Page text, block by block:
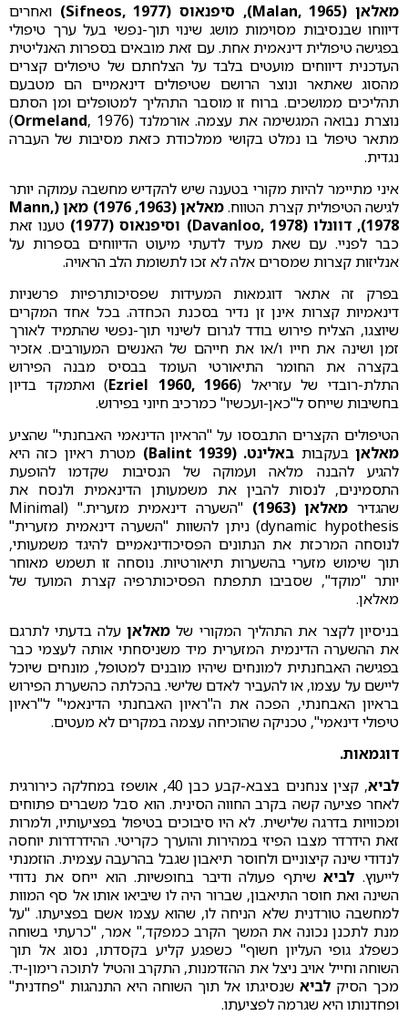
מאלאן (Malan, 1965), סיפנאוס (Sifneos, 1977)
ואחרים
דיווחו שבנסיבות מסוימות מושג שינוי תוך-נפשי בעל ערך טיפולי
בפגישה טיפולית דינאמית אחת. עם זאת מובאים בספרות האנליטית
העדכנית דיווחים מועטים בלבד על הצלחתם של טיפולים קצרים
מהסוג שאתאר ונוצר הרושם שטיפולים דינאמיים הם מטבעם
תהליכים ממושכים. ברוח זו מוסבר התהליך למטופלים ומן הסתם
נוצרת נבואה המגשימה את עצמה. אורמלנד (
Ormeland
, 1976)
מתאר טיפול בו נמלט בקושי ממלכודת כזאת מסיבות של העברה
נגדית.
איני מתיימר להיות מקורי בטענה שיש להקדיש מחשבה עמוקה יותר
לגישה הטיפולית קצרת הטווח.מאלאן (1963, 1976)
מאן (Mann,
1978), דוונלו (Davanloo, 1978) וסיפנאוס (1977)
טענו זאת
כבר לפניי. עם שאת מעיד לדעתי מיעוט הדיווחים בספרות על
אנליזות קצרות שמסרים אלה לא זכו לתשומת הלב הראויה.
בפרק זה אתאר דוגמאות המעידות שפסיכותרפיות פרשניות
דינאמיות קצרות אינן זן נדיר בסכנת הכחדה. בכל אחד המקרים
שיוצגו, הצליח פירוש בודד לגרום לשינוי תוך-נפשי שהתמיד לאורך
זמן ושינה את חייו ו/או את חייהם של האנשים המעורבים. אזכיר
בקצרה את החומר התיאורטי העומד בבסיס מבנה הפירוש
התלת-רובדי של עזריאל (Ezriel 1960, 1966) ואתמקד בדיון
בחשיבות שייחס ל"כאן-ועכשיו" כמרכיב חיוני בפירוש.
הטיפולים הקצרים התבססו על "הראיון הדינאמי האבחנתי" שהציע
מאלאן בעקבות באלינט. (Balint 1939)
מטרת ראיון כזה היא
להגיע להבנה מלאה ועמוקה של הנסיבות שקדמו להופעת
התסמינים, לנסות להבין את משמעותן הדינאמית ולנסח את
שהגדיר מאלאן (1963)
"השערה דינאמית מזערית." (Minimal
dynamic hypothesis) ניתן להשוות "השערה דינאמית מזערית"
לנוסחה המרכזת את הנתונים הפסיכודינאמיים להיגד משמעותי,
תוך שימוש מזערי בהשערות תיאורטיות. נוסחה זו תשמש מאוחר
יותר "מוקד", שסביבו תתפתח הפסיכותרפיה קצרת המועד של
מאלאן.
בניסיון לקצר את התהליך המקורי של מאלאןעלה בדעתי לתרגם
את ההשערה הדינמית המזערית מיד משניסחתי אותה לעצמי כבר
בפגישה האבחנתית למונחים שיהיו מובנים למטופל, מונחים שיוכל
ליישם על עצמו, או להעביר לאדם שלישי. בהכלתה כהשערת הפירוש
בראיון האבחנתי, הפכה את ה"ראיון האבחנתי הדינאמי" ל"ראיון
טיפולי דינאמי", טכניקה שהוכיחה עצמה במקרים לא מעטים.
דוגמאות.
לביא
, קצין צנחנים בצבא-קבע כבן 40, אושפז במחלקה כירורגית
לאחר פציעה קשה בקרב החווה הסינית. הוא סבל משברים פתוחים
ומכוויות בדרגה שלישית. לא היו סיבוכים בטיפול בפציעותיו, ולמרות
זאת הידרדר מצבו הפיזי במהירות והוערך כקריטי. ההידרדרות יוחסה
לנדודי שינה קיצוניים ולחוסר תיאבון שגבל בהרעבה עצמית. הוזמנתי
לייעוץ. לביאשיתף פעולה ודיבר בחופשיות. הוא ייחס את נדודי
השינה ואת חוסר התיאבון, שברור היה לו שיביאו אותו אל סף המוות
למחשבה טורדנית שלא הניחה לו, שהוא עצמו אשם בפציעתו. "על
מנת לתכנן נכונה את המשך הקרב כמפקד," אמר, "כרעתי בשוחה
כשפלג גופי העליון חשוף" כשפגע קליע בקסדתו, נסוג אל תוך
השוחה וחייל אויב ניצל את ההזדמנות, התקרב והטיל לתוכה רימון-יד.
מכך הסיק לביאשנסיגתו אל תוך השוחה היא התנהגות "פחדנית"
ופחדנותו היא שגרמה לפציעתו.